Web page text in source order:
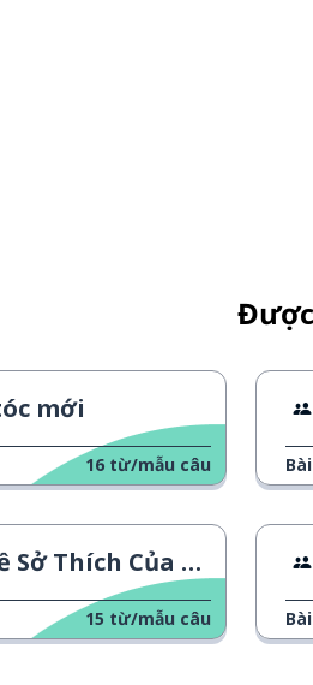
mới
16 từ/mẫu câu
Thích Của Bạn
15 từ/mẫu câu